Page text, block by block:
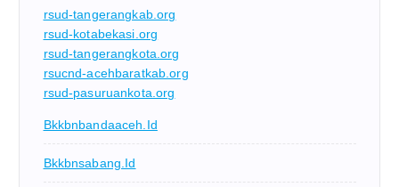
rsud-tangerangkab.org
rsud-kotabekasi.org
rsud-tangerangkota.org
rsucnd-acehbaratkab.org
rsud-pasuruankota.org
Bkkbnbandaaceh.id
Bkkbnsabang.id